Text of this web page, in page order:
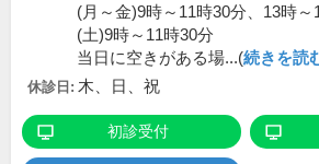
(月～金)9時～11時30分、13時～
(土)9時～11時30分
当日に空きがある場...(続きを読
休診日: 木、日、祝
初診受付